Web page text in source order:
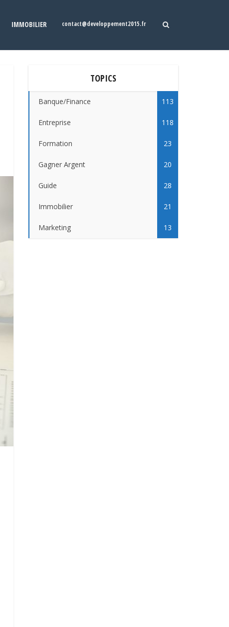
IMMOBILIER contact@developpement2015.fr
TOPICS
Banque/Finance 113
Entreprise 118
Formation 23
Gagner Argent 20
Guide 28
Immobilier 21
Marketing 13